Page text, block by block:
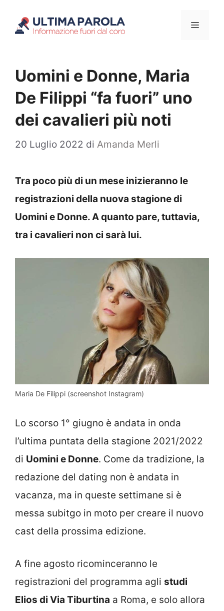
Menu
Uomini e Donne, Maria
De Filippi “fa fuori” uno
dei cavalieri più noti
20 Luglio 2022 di Amanda Merli
Tra poco più di un mese inizieranno le
registrazioni della nuova stagione di
Uomini e Donne. A quanto pare, tuttavia,
tra i cavalieri non ci sarà lui.
Maria De Filippi (screenshot Instagram)
Lo scorso 1° giugno è andata in onda
l’ultima puntata della stagione 2021/2022
di Uomini e Donne. Come da tradizione, la
redazione del dating non è andata in
vacanza, ma in queste settimane si è
messa subitgo in moto per creare il nuovo
cast della prossima edizione.
A fine agosto ricominceranno le
registrazioni del programma agli studi
Elios di Via Tiburtina a Roma, e solo allora